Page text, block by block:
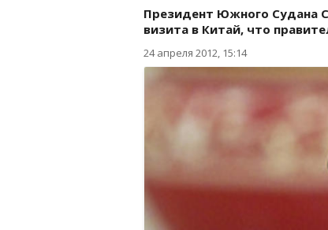
Президент Южного Судана
визита в Китай, что
24 апреля 2012, 15:14